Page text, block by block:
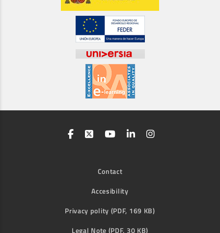
Contact
Accesibility
Privacy polity (PDF, 169 KB)
Legal Note (PDF, 30 KB)